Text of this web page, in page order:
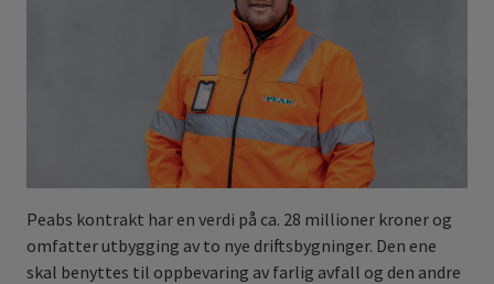
Peabs kontrakt har en verdi på ca. 28 millioner kroner og
omfatter utbygging av to nye driftsbygninger. Den ene
skal benyttes til oppbevaring av farlig avfall og den andre